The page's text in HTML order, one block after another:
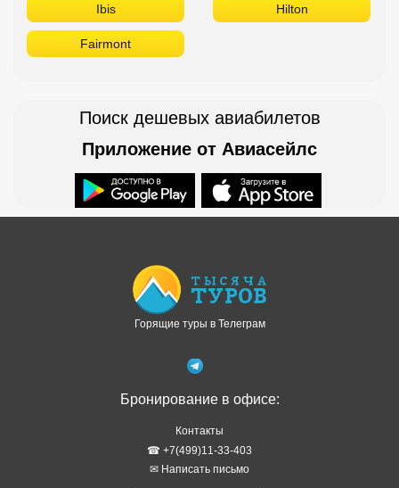
Ibis Hilton
Fairmont
Поиск дешевых авиабилетов
Приложение от Авиасейлс
Горящие туры в Телеграм
Бронирование в офисе:
Контакты
☎ +7(499)11-33-403
✉ Написать письмо